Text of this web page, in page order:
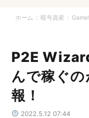
ホーム : 暗号資産 :
2022.5.12 07:44
P2E
んで稼ぐ
報！